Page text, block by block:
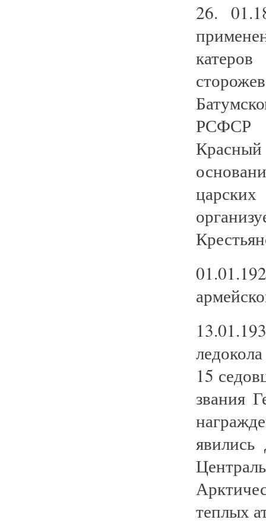
26.
РСФСР
15
звания
теплых